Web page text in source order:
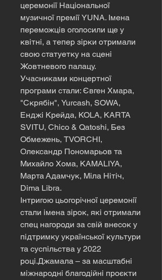
церемонії Національної
музичної премії YUNA. Імена
переможців оголосили ще у
квітні, а тепер зірки отримали
свою статуетку на сцені
Жовтневого палацу.
Учасниками концертної
програми стали: Євген Хмара,
"Скрябін", Yurcash, SOWA,
Енджі Крейда, KOLA, KARTA
SVITU, Chico & Qatoshi, Без
Обмежень, TVORCHI,
Олександр Пономарьов та
Михайло Хома, KAMALIYA,
Марта Адамчук, Міла Нітіч,
Dima Libra.
Інтригою цьогорічної церемонії
стали імена зірок, які отримали
спец нагороди за свій внесок у
підтримку української культури
та суспільства у 2022
році.Джамала – за масштабні
міжнародні благодійні проєкти